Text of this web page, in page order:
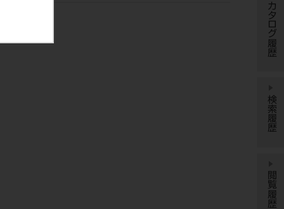
カタログ履歴
検索履歴
閲覧履歴